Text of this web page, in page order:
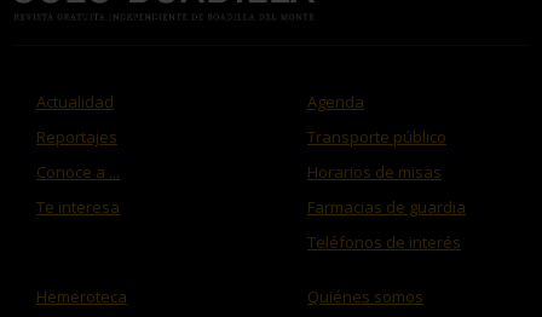
Actualidad
Reportajes
Conoce a ...
Te interesa
Agenda
Transporte público
Horarios de misas
Farmacias de guardia
Teléfonos de interés
Hemeroteca
Quiénes somos